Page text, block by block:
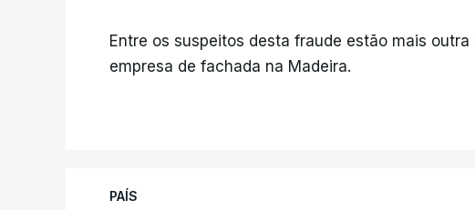
Entre os suspeitos desta fraude estão mais
empresa de fachada na Madeira.
PAÍS